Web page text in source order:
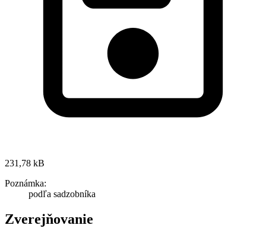
231,78 kB
Poznámka:
podľa sadzobníka
Zverejňovanie